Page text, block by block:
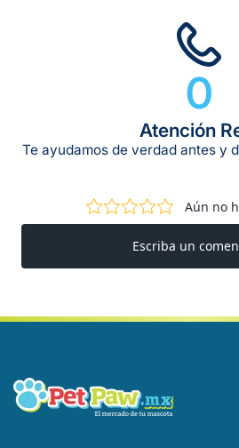
0
Atención
Te ayudamos de verdad antes y